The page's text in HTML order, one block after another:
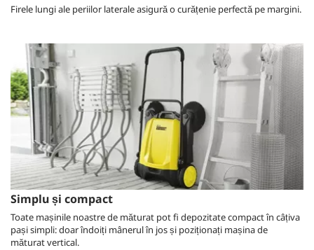
Firele lungi ale periilor laterale asigură o curățenie perfectă pe margini.
Simplu și compact
Toate mașinile noastre de măturat pot fi depozitate compact în câțiva
pași simpli: doar îndoiți mânerul în jos și poziționați mașina de
măturat vertical.